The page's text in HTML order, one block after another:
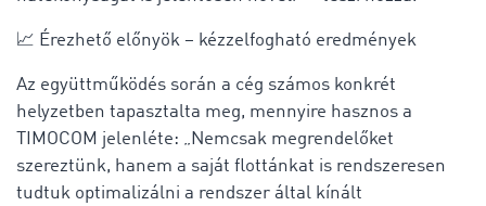
📈 Érezhető előnyök – kézzelfogható eredmények
Az együttműködés során a cég számos konkrét
helyzetben tapasztalta meg, mennyire hasznos a
TIMOCOM jelenléte: „Nemcsak megrendelőket
szereztünk, hanem a saját flottánkat is rendszeresen
tudtuk optimalizálni a rendszer által kínált